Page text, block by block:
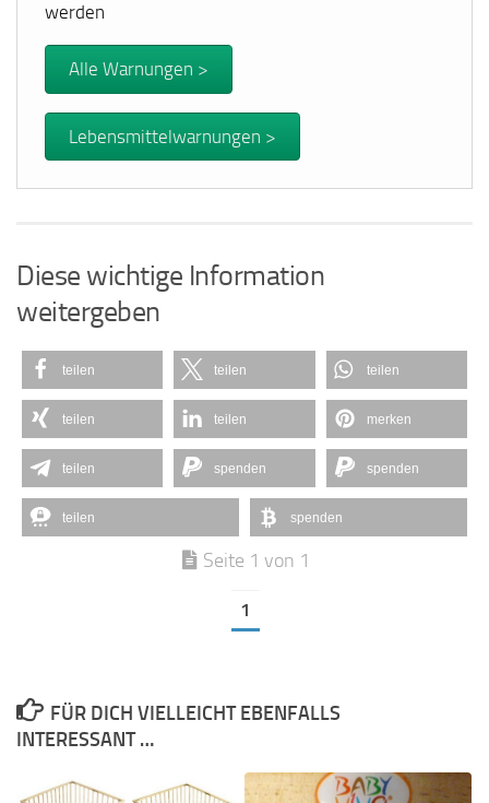
werden
Alle Warnungen >
Lebensmittelwarnungen >
Diese wichtige Information
weitergeben
teilen teilen teilen
teilen teilen merken
teilen spenden spenden
teilen spenden
Seite 1 von 1
1
FÜR DICH VIELLEICHT EBENFALLS
INTERESSANT …